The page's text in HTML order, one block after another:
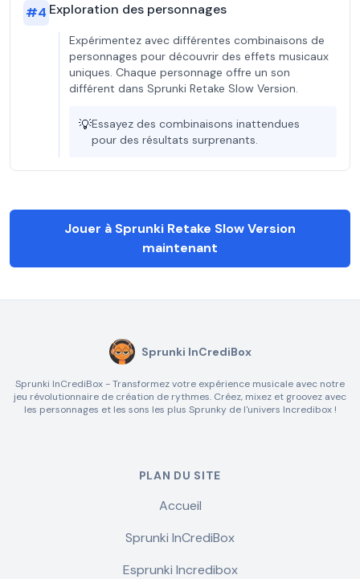
#4 Exploration des personnages
Expérimentez avec différentes combinaisons de
personnages pour découvrir des effets musicaux
uniques. Chaque personnage offre un son
différent dans Sprunki Retake Slow Version.
💡Essayez des combinaisons inattendues
pour des résultats surprenants.
Jouer à Sprunki Retake Slow Version
maintenant
Sprunki InCrediBox
Sprunki InCrediBox - Transformez votre expérience musicale avec notre
jeu révolutionnaire de création de rythmes. Créez, mixez et groovez avec
les personnages et les sons les plus Sprunky de l'univers Incredibox !
PLAN DU SITE
Accueil
Sprunki InCrediBox
Esprunki Incredibox